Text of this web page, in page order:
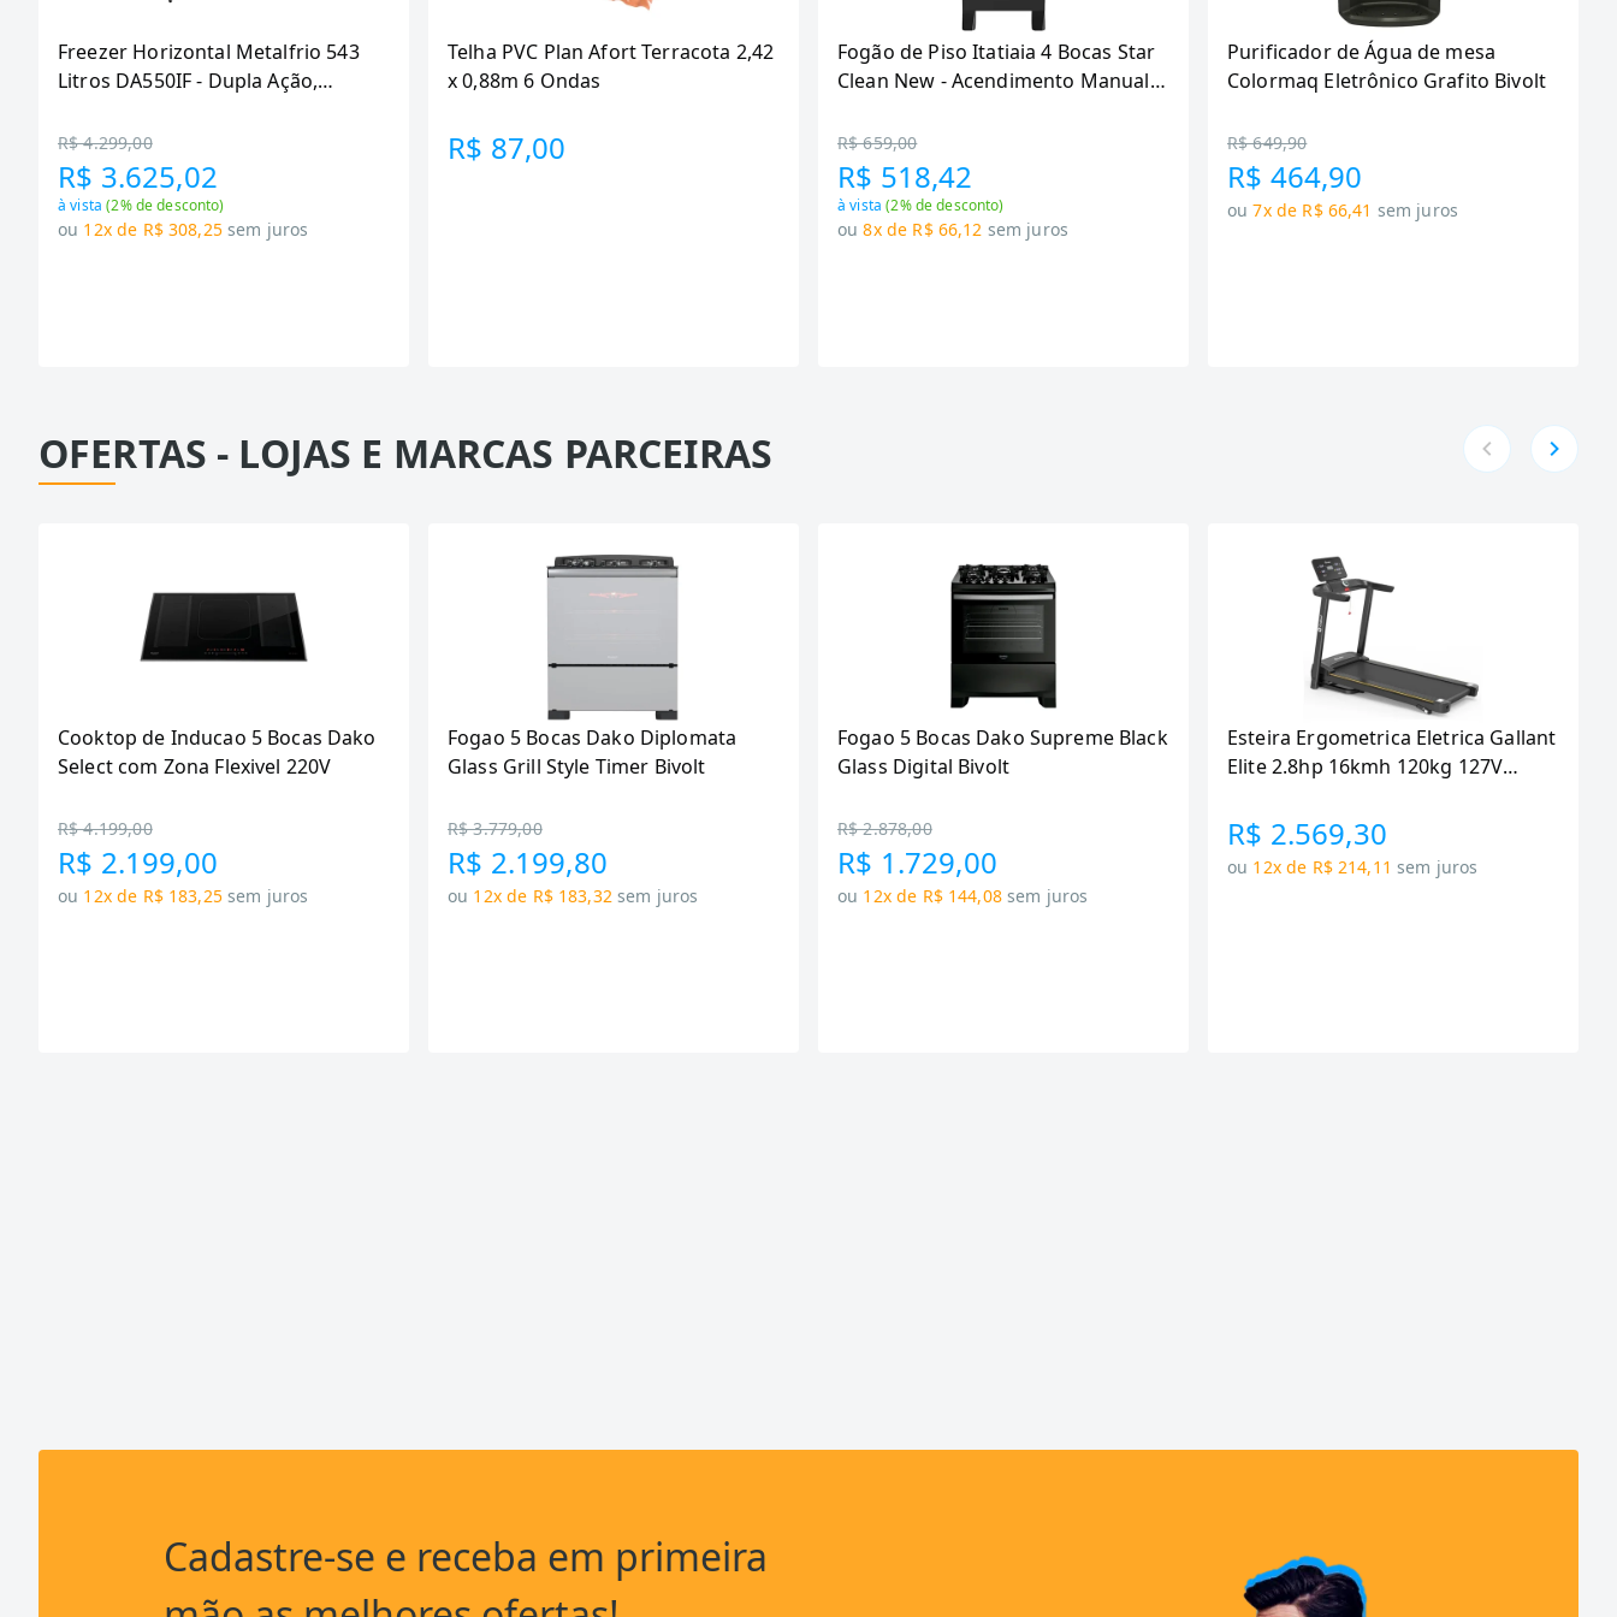
Freezer Horizontal Metalfrio 543
Litros DA550IF - Dupla Ação,
R$ 4.299,00
R$ 3.625,02
à vista(2% de desconto)
ou 12x de R$ 308,25 sem juros
Telha PVC Plan Afort Terracota 2,42
x 0,88m 6 Ondas
R$ 87,00
Fogão de Piso Itatiaia 4 Bocas Star
Clean New - Acendimento Manual,
R$ 659,00
R$ 518,42
à vista(2% de desconto)
ou 8x de R$ 66,12 sem juros
Purificador de Água de mesa
Colormaq Eletrônico Grafito Bivolt
R$ 649,90
R$ 464,90
ou 7x de R$ 66,41 sem juros
OFERTAS - LOJAS E MARCAS PARCEIRAS
Cooktop de Inducao 5 Bocas Dako
Select com Zona Flexivel 220V
R$ 4.199,00
R$ 2.199,00
ou 12x de R$ 183,25 sem juros
Fogao 5 Bocas Dako Diplomata
Glass Grill Style Timer Bivolt
R$ 3.779,00
R$ 2.199,80
ou 12x de R$ 183,32 sem juros
Fogao 5 Bocas Dako Supreme Black
Glass Digital Bivolt
R$ 2.878,00
R$ 1.729,00
ou 12x de R$ 144,08 sem juros
Esteira Ergometrica Eletrica Gallant
Elite 2.8hp 16kmh 120kg 127V
R$ 2.569,30
ou 12x de R$ 214,11 sem juros
Cadastre-se e receba em primeira